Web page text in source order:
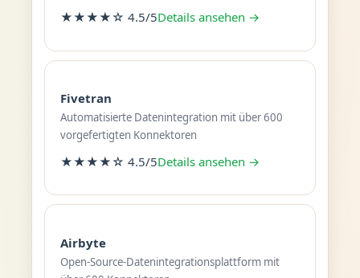
★★★★☆ 4.5/5Details ansehen →
Fivetran
Automatisierte Datenintegration mit über 600
vorgefertigten Konnektoren
★★★★☆ 4.5/5Details ansehen →
Airbyte
Open-Source-Datenintegrationsplattform mit